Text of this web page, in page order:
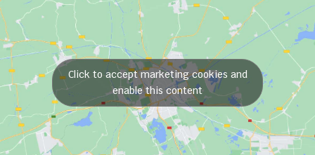
Click to accept marketing cookies and
enable this content